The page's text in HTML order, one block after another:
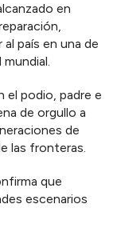
en
país en una de
el podio, padre e
de orgullo a
de
las fronteras.
que
escenarios